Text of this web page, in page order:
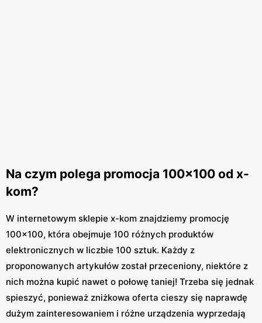
Na czym polega promocja 100x100 od x-
kom?
W internetowym sklepie x-kom znajdziemy promocję
100x100, która obejmuje 100 różnych produktów
elektronicznych w liczbie 100 sztuk. Każdy z
proponowanych artykułów został przeceniony, niektóre z
nich można kupić nawet o połowę taniej! Trzeba się jednak
spieszyć, ponieważ zniżkowa oferta cieszy się naprawdę
dużym zainteresowaniem i różne urządzenia wyprzedają